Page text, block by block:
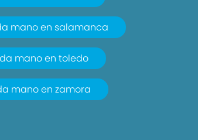
mano en salamanca
mano en toledo
mano en zamora